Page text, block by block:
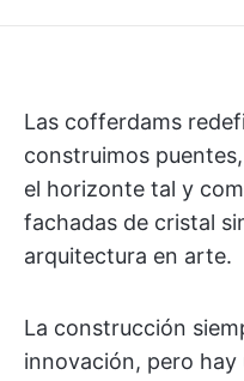
Las cofferdams
construimos
el horizonte tal y
fachadas de cristal
arquitectura en arte.
La construcción
innovación, pero hay